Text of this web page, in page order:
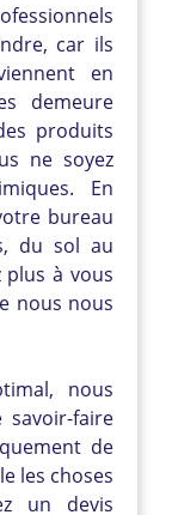
car ils
en
demeure
produits
ne soyez
En
bureau
du sol au
plus à vous
nous nous
nous
faire
de
les choses
un devis